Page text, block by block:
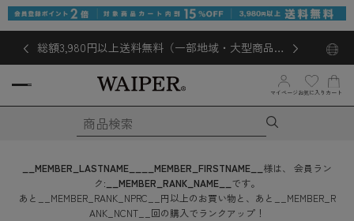
総額3,980円以上送料無料（一部地域・大型商品対
象外あり）
マイページ お気に入り カート
__MEMBER_LASTNAME__ __MEMBER_FIRSTNAME__ 様は、
会員ラン
ク: __MEMBER_RANK_NAME__ です。
あと
__MEMBER_RANK_NPRC__ 円以上のお買い物と、あと
__MEMBER_R
ANK_NCNT__ 回の購入でランクアップ！